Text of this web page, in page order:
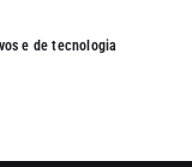
e de tecnologia